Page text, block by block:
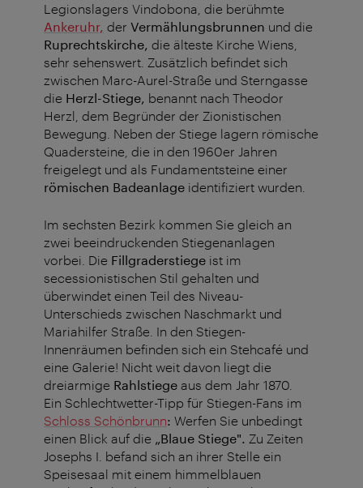
Legionslagers Vindobona, die berühmte
Ankeruhr, der Vermählungsbrunnen und die
Ruprechtskirche, die älteste Kirche Wiens,
sehr sehenswert. Zusätzlich befindet sich
zwischen Marc-Aurel-Straße und Sterngasse
die Herzl-Stiege, benannt nach Theodor
Herzl, dem Begründer der Zionistischen
Bewegung. Neben der Stiege lagern römische
Quadersteine, die in den 1960er Jahren
freigelegt und als Fundamentsteine einer
römischen Badeanlage identifiziert wurden.
Im sechsten Bezirk kommen Sie gleich an
zwei beeindruckenden Stiegenanlagen
vorbei. Die Fillgraderstiege ist im
secessionistischen Stil gehalten und
überwindet einen Teil des Niveau-
Unterschieds zwischen Naschmarkt und
Mariahilfer Straße. In den Stiegen-
Innenräumen befinden sich ein Stehcafé und
eine Galerie! Nicht weit davon liegt die
dreiarmige Rahlstiege aus dem Jahr 1870.
Ein Schlechtwetter-Tipp für Stiegen-Fans im
Schloss Schönbrunn: Werfen Sie unbedingt
einen Blick auf die „Blaue Stiege". Zu Zeiten
Josephs I. befand sich an ihrer Stelle ein
Speisesaal mit einem himmelblauen